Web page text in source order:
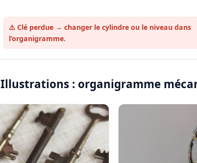
⚠️ Clé perdue → changer le cylindre ou le niveau dans
l’organigramme.
Illustrations : organigramme